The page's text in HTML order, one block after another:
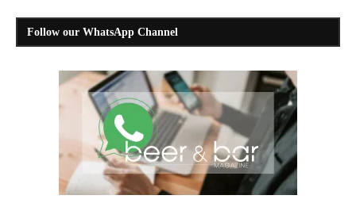
Follow our WhatsApp Channel